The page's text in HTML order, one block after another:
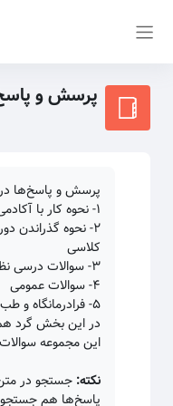
پرسش و
پرسش و پاسخ‌ها
۱- نحوه کار با آکادمی (وب‌سایت و اپلکیشن)
۲- نحوه گذراندن
کلاسی
۳- سوالات درسی نظام قدیم
۴- سوالات عمومی
۵- فرادرمانگاه و طب‌های مکمل
در این بخش گرد
این مجموعه
نکته:جستجو در
پاسخ‌ها هم